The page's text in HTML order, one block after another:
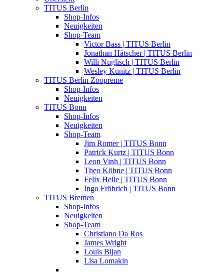
TITUS Berlin
Shop-Infos
Neuigkeiten
Shop-Team
Victor Bass | TITUS Berlin
Jonathan Hätscher | TITUS Berlin
Willi Nuglisch | TITUS Berlin
Wesley Kunitz | TITUS Berlin
TITUS Berlin Zoopreme
Shop-Infos
Neuigkeiten
TITUS Bonn
Shop-Infos
Neuigkeiten
Shop-Team
Jim Romer | TITUS Bonn
Patrick Kurtz | TITUS Bonn
Leon Vinh | TITUS Bonn
Theo Köhne | TITUS Bonn
Felix Helle | TITUS Bonn
Ingo Fröbrich | TITUS Bonn
TITUS Bremen
Shop-Infos
Neuigkeiten
Shop-Team
Christiano Da Ros
James Wright
Louis Bijan
Lisa Lomakin